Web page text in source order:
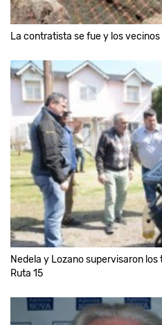
La contratista se fue y los vecinos
Nedela y Lozano supervisaron
Ruta 15